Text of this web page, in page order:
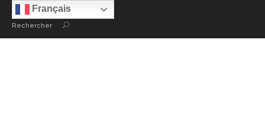
Français
Rechercher